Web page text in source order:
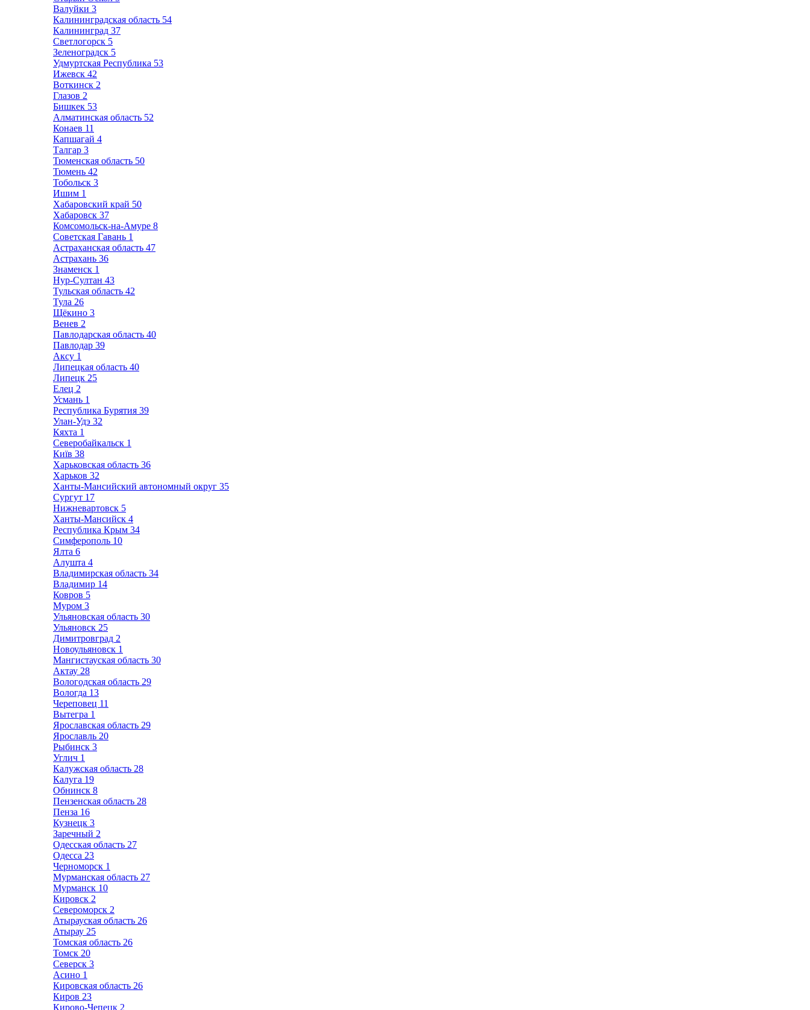
Валуйки 3
Калининградская область 54
Калининград 37
Светлогорск 5
Зеленоградск 5
Удмуртская Республика 53
Ижевск 42
Воткинск 2
Глазов 2
Бишкек 53
Алматинская область 52
Конаев 11
Капшагай 4
Талгар 3
Тюменская область 50
Тюмень 42
Тобольск 3
Ишим 1
Хабаровский край 50
Хабаровск 37
Комсомольск-на-Амуре 8
Советская Гавань 1
Астраханская область 47
Астрахань 36
Знаменск 1
Нур-Султан 43
Тульская область 42
Тула 26
Щёкино 3
Венев 2
Павлодарская область 40
Павлодар 39
Аксу 1
Липецкая область 40
Липецк 25
Елец 2
Усмань 1
Республика Бурятия 39
Улан-Удэ 32
Кяхта 1
Северобайкальск 1
Київ 38
Харьковская область 36
Харьков 32
Ханты-Мансийский автономный округ 35
Сургут 17
Нижневартовск 5
Ханты-Мансийск 4
Республика Крым 34
Симферополь 10
Ялта 6
Алушта 4
Владимирская область 34
Владимир 14
Ковров 5
Муром 3
Ульяновская область 30
Ульяновск 25
Димитровград 2
Новоульяновск 1
Мангистауская область 30
Актау 28
Вологодская область 29
Вологда 13
Череповец 11
Вытегра 1
Ярославская область 29
Ярославль 20
Рыбинск 3
Углич 1
Калужская область 28
Калуга 19
Обнинск 8
Пензенская область 28
Пенза 16
Кузнецк 3
Заречный 2
Одесская область 27
Одесса 23
Черноморск 1
Мурманская область 27
Мурманск 10
Кировск 2
Североморск 2
Атырауская область 26
Атырау 25
Томская область 26
Томск 20
Северск 3
Асино 1
Кировская область 26
Киров 23
Кирово-Чепецк 2